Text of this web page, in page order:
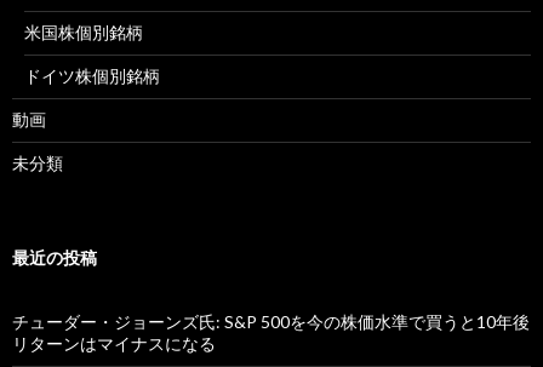
米国株個別銘柄
ドイツ株個別銘柄
動画
未分類
最近の投稿
チューダー・ジョーンズ氏: S&P 500を今の株価水準で買うと10年後
リターンはマイナスになる